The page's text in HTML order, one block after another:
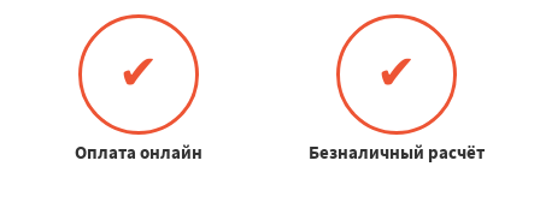
✔
Оплата онлайн
✔
Безналичный расчёт